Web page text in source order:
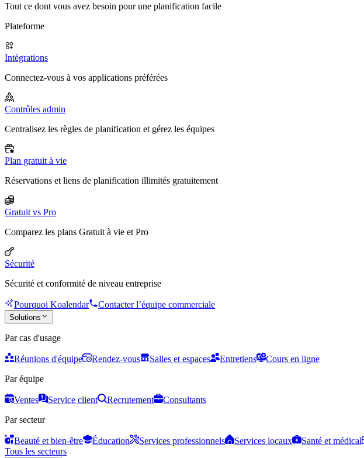
Tout ce dont vous avez besoin pour une planification facile
Plateforme
Intégrations
Connectez-vous à vos applications préférées
Contrôles admin
Centralisez les règles de planification et gérez les équipes
Plan gratuit à vie
Réservations et liens de planification illimités gratuitement
Gratuit vs Pro
Comparez les plans Gratuit à vie et Pro
Sécurité
Sécurité et conformité de niveau entreprise
Pourquoi Koalendar Contacter l’équipe commerciale
Solutions
Par cas d'usage
Réunions d'équipe Rendez-vous Salles et espaces Entretiens
Cours en ligne
Par équipe
Ventes Service client Recrutement
Consultants
Par secteur
Beauté et bien-être Éducation Services professionnels Services locaux Santé et médical
Tous les secteurs